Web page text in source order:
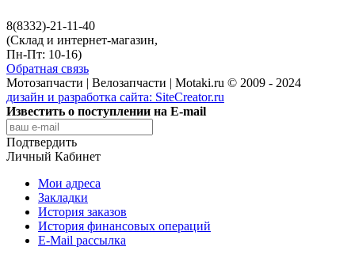
8(8332)-21-11-40
(Склад и интернет-магазин,
Пн-Пт: 10-16)
Обратная связь
Мотозапчасти | Велозапчасти | Motaki.ru © 2009 - 2024
дизайн и разработка сайта: SiteCreator.ru
Известить о поступлении на E-mail
Подтвердить
Личный Кабинет
Мои адреса
Закладки
История заказов
История финансовых операций
E-Mail рассылка